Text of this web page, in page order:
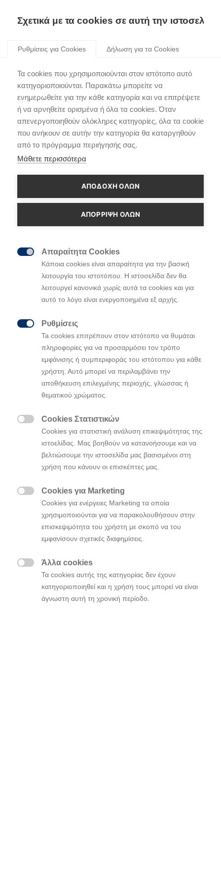
Σχετικά με τα cookies σε αυτή την ιστοσελίδα
Ρυθμίσεις για Cookies Δήλωση για τα Cookies
Τα cookies που χρησιμοποιούνται στον ιστότοπο αυτό
κατηγοριοποιούνται. Παρακάτω μπορείτε να
ενημερωθείτε για την κάθε κατηγορία και να επιτρέψετε
ή να αρνηθείτε ορισμένα ή όλα τα cookies. Όταν
απενεργοποιηθούν ολόκληρες κατηγορίες, όλα τα cookie
που ανήκουν σε αυτήν την κατηγορία θα καταργηθούν
από το πρόγραμμα περιήγησής σας.
Μάθετε περισσότερα
ΑΠΟΔΟΧΗ ΟΛΩΝ
ΑΠΌΡΡΙΨΗ ΌΛΩΝ
Απαραίτητα Cookies
Κάποια cookies είναι απαραίτητα για την βασική
λειτουργία του ιστοτόπου. Η ιστοσελίδα δεν θα
λειτουργεί κανονικά χωρίς αυτά τα cookies και για
αυτό το λόγο είναι ενεργοποιημένα εξ αρχής.
Ρυθμίσεις
Ta cookies επιτρέπουν στον ιστότοπο να θυμάται
πληροφορίες για να προσαρμόσει τον τρόπο
εμφάνισης ή συμπεριφοράς του ιστότοπου για κάθε
χρήστη. Αυτό μπορεί να περιλαμβάνει την
αποθήκευση επιλεγμένης περιοχής, γλώσσας ή
θεματικού χρώματος.
Cookies Στατιστικών
Cookies για στατιστική ανάλυση επικεψιμότητας της
ιστοελίδας. Μας βοηθούν να κατανοήσουμε και να
βελτιώσουμε την ιστοσελίδα μας βασισμένοι στη
χρήση που κάνουν οι επισκέπτες μας.
Cookies για Marketing
Cookies για ενέργειες Marketing τα οποία
χρησιμοποιούνται για να παρακολουθήσουν στην
επισκεψιμότητα του χρήστη με σκοπό να του
εμφανίσουν σχετικές διαφημίσεις.
Άλλα cookies
Τα cookies αυτής της κατηγορίας δεν έχουν
κατηγοριοποιηθεί και η χρήση τους μπορεί να είναι
άγνωστη αυτή τη χρονική περίοδο.
Aramco
Συνεργασία HYUNDAI, ARAMCO και
KAUST για την ανάπτυξη νέου e-fuel
για καθαρή κινητικότητα
Ο Όμιλος Hyundai Motor, η Aramco και η KAUST
λιτής καύσης με στόχο τη μείωση των εκπομπών
διοξειδίου του άνθρακα